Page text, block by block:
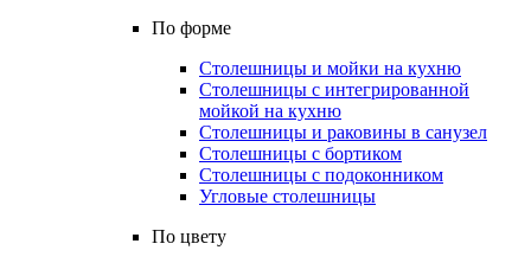
По форме
Столешницы и мойки на кухню
Столешницы с интегрированной
мойкой на кухню
Столешницы и раковины в санузел
Столешницы с бортиком
Столешницы с подоконником
Угловые столешницы
По цвету